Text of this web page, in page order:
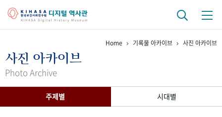
걸어온 길 기관 변천사
Home 기록물 아카이브 사진 아카이브
사진 아카이브
Photo Archive
주제별 시대별